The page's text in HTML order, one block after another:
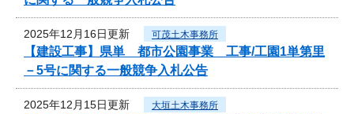
2025年12月16日更新 可茂土木事務所
【建設工事】県単 都市公園事業 工事/工園1単第里
－5号に関する一般競争入札公告
2025年12月15日更新 大垣土木事務所